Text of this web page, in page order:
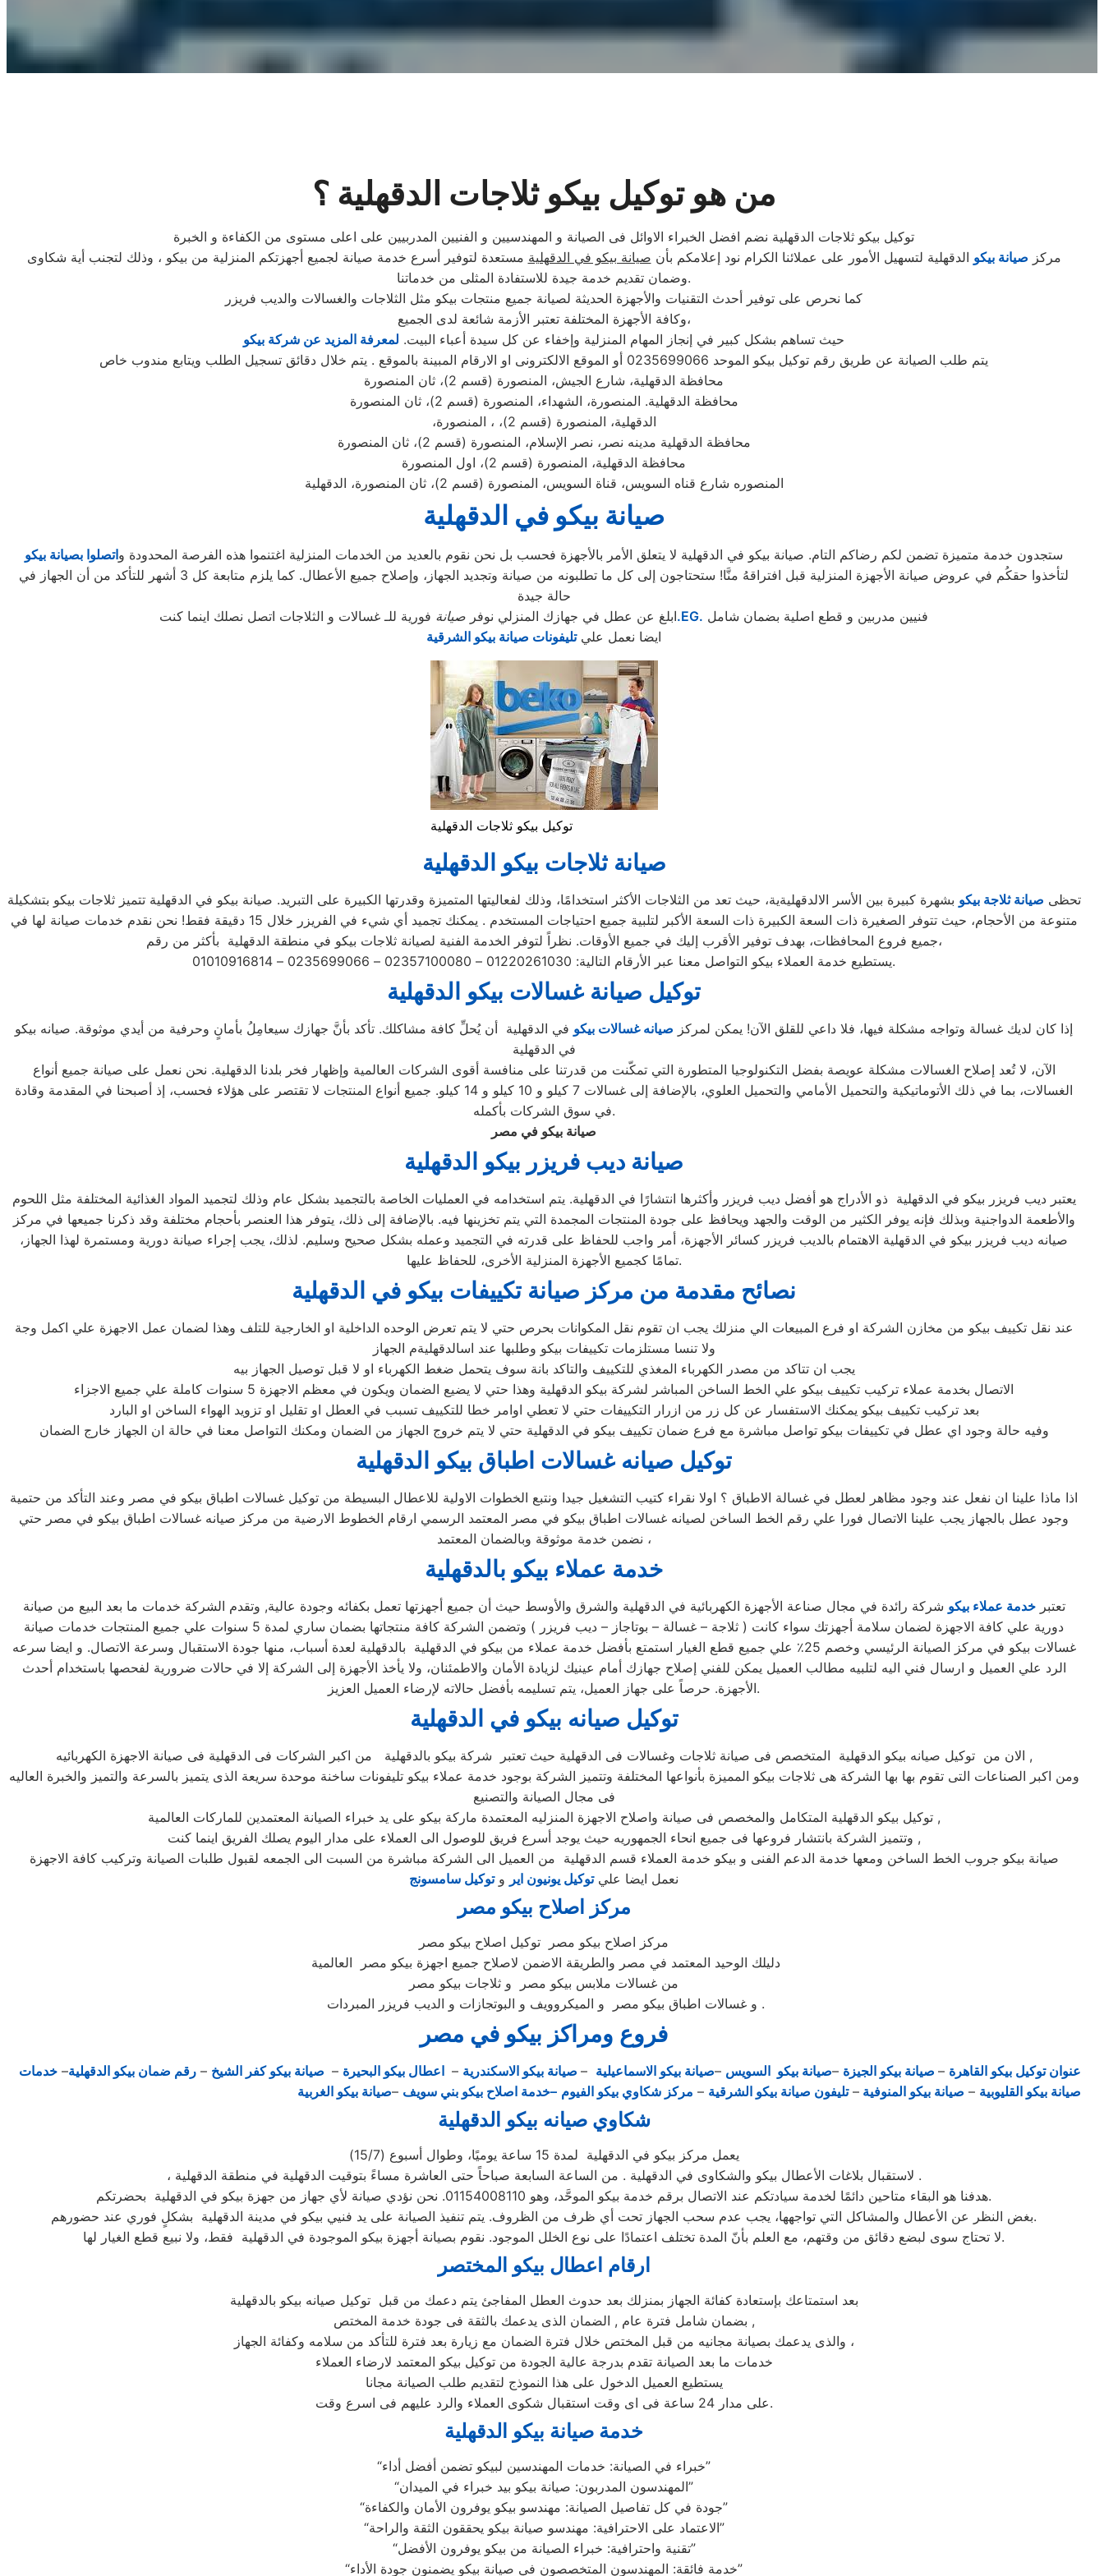
من هو توكيل بيكو ثلاجات الدقهلية ؟
توكيل بيكو ثلاجات الدقهلية نضم افضل الخبراء الاوائل فى الصيانة و المهندسيين و الفنيين المدربيين على اعلى مستوى من الكفاءة و الخبرة
مركز صيانة بيكو الدقهلية لتسهيل الأمور على عملائنا الكرام نود إعلامكم بأن صيانة بيكو في الدقهلية مستعدة لتوفير أسرع خدمة صيانة لجميع أجهزتكم المنزلية من بيكو ، وذلك لتجنب أية شكاوى
وضمان تقديم خدمة جيدة للاستفادة المثلى من خدماتنا.
كما نحرص على توفير أحدث التقنيات والأجهزة الحديثة لصيانة جميع منتجات بيكو مثل الثلاجات والغسالات والديب فریزر
وكافة الأجهزة المختلفة تعتبر الأزمة شائعة لدى الجميع،
حيث تساهم بشكل كبير في إنجاز المهام المنزلية وإخفاء عن كل سيدة أعباء البيت. لمعرفة المزيد عن شركة بيكو
يتم طلب الصيانة عن طريق رقم توكيل بيكو الموحد 0235699066 أو الموقع الالكترونى او الارقام المبينة بالموقع . يتم خلال دقائق تسجيل الطلب ويتابع مندوب خاص
محافظة الدقهلية، شارع الجيش، المنصورة (قسم 2)، ثان المنصورة
محافظة الدقهلية. المنصورة، الشهداء، المنصورة (قسم 2)، ثان المنصورة
الدقهلية، المنصورة (قسم 2)، ، المنصورة،
محافظة الدقهلية مدينه نصر، نصر الإسلام، المنصورة (قسم 2)، ثان المنصورة
محافظة الدقهلية، المنصورة (قسم 2)، اول المنصورة
المنصوره شارع قناه السويس، قناة السويس، المنصورة (قسم 2)، ثان المنصورة، الدقهلية
صيانة بيكو في الدقهلية
ستجدون خدمة متميزة تضمن لكم رضاكم التام. صيانة بيكو في الدقهلية لا يتعلق الأمر بالأجهزة فحسب بل نحن نقوم بالعديد من الخدمات المنزلية اغتنموا هذه الفرصة المحدودة واتصلوا بصيانة بيكو
لتأخذوا حقكُم في عروض صيانة الأجهزة المنزلية قبل افتراقهُ منَّا! ستحتاجون إلى كل ما تطلبونه من صيانة وتجديد الجهاز، وإصلاح جميع الأعطال. كما يلزم متابعة كل 3 أشهر للتأكد من أن الجهاز في
حالة جيدة
ابلغ عن عطل في جهازك المنزلي نوفر صيانة فورية للـ غسالات و الثلاجات اتصل نصلك اينما كنت .EG. فنيين مدربين و قطع اصلية بضمان شامل
ايضا نعمل عليتليفونات صيانة بيكو الشرقية
توكيل بيكو ثلاجات الدقهلية
صيانة ثلاجات بيكو الدقهلية
تحظى صيانة ثلاجة بيكو بشهرة كبيرة بين الأسر الالدقهليةية، حيث تعد من الثلاجات الأكثر استخدامًا، وذلك لفعاليتها المتميزة وقدرتها الكبيرة على التبريد. صيانة بيكو في الدقهلية تتميز ثلاجات بيكو بتشكيلة
متنوعة من الأحجام، حيث تتوفر الصغيرة ذات السعة الكبيرة ذات السعة الأكبر لتلبية جميع احتياجات المستخدم . يمكنك تجميد أي شيء في الفريزر خلال 15 دقيقة فقط! نحن نقدم خدمات صيانة لها في
جميع فروع المحافظات، بهدف توفير الأقرب إليك في جميع الأوقات. نظراً لتوفر الخدمة الفنية لصيانة ثلاجات بيكو في منطقة الدقهلية بأكثر من رقم،
يستطيع خدمة العملاء بيكو التواصل معنا عبر الأرقام التالية: 01220261030 – 02357100080 – 0235699066 – 01010916814.
توكيل صيانة غسالات بيكو الدقهلية
إذا كان لديك غسالة وتواجه مشكلة فيها، فلا داعي للقلق الآن! يمكن لمركز صيانه غسالات بيكو في الدقهلية أن يُحلِّ كافة مشاكلك. تأكد بأنَّ جهازك سيعامِلُ بأمانٍ وحرفية من أيدي موثوقة. صيانه بيكو
في الدقهلية
الآن، لا تُعد إصلاح الغسالات مشكلة عويصة بفضل التكنولوجيا المتطورة التي تمكّنت من قدرتنا على منافسة أقوى الشركات العالمية وإظهار فخر بلدنا الدقهلية. نحن نعمل على صيانة جميع أنواع
الغسالات، بما في ذلك الأتوماتيكية والتحميل الأمامي والتحميل العلوي، بالإضافة إلى غسالات 7 كيلو و 10 كيلو و 14 كيلو. جميع أنواع المنتجات لا تقتصر على هؤلاء فحسب، إذ أصبحنا في المقدمة وقادة
في سوق الشركات بأكمله.
صيانة بيكو في مصر
صيانة ديب فريزر بيكو الدقهلية
يعتبر ديب فريزر بيكو في الدقهلية ذو الأدراج هو أفضل ديب فريزر وأكثرها انتشارًا في الدقهلية. يتم استخدامه في العمليات الخاصة بالتجميد بشكل عام وذلك لتجميد المواد الغذائية المختلفة مثل اللحوم
والأطعمة الدواجنية وبذلك فإنه يوفر الكثير من الوقت والجهد ويحافظ على جودة المنتجات المجمدة التي يتم تخزينها فيه. بالإضافة إلى ذلك، يتوفر هذا العنصر بأحجام مختلفة وقد ذكرنا جميعها في مركز
صيانه ديب فريزر بيكو في الدقهلية الاهتمام بالديب فريزر كسائر الأجهزة، أمر واجب للحفاظ على قدرته في التجميد وعمله بشكل صحيح وسليم. لذلك، يجب إجراء صيانة دورية ومستمرة لهذا الجهاز،
تمامًا كجميع الأجهزة المنزلية الأخرى، للحفاظ عليها.
نصائح مقدمة من مركز صيانة تكييفات بيكو في الدقهلية
عند نقل تكييف بيكو من مخازن الشركة او فرع المبيعات الي منزلك يجب ان تقوم نقل المكوانات بحرص حتي لا يتم تعرض الوحده الداخلية او الخارجية للتلف وهذا لضمان عمل الاجهزة علي اكمل وجة
ولا تنسا مستلزمات تكييفات بيكو وطلبها عند اسالدقهليةم الجهاز
يجب ان تتاكد من مصدر الكهرباء المغذي للتكييف والتاكد بانة سوف يتحمل ضغط الكهرباء او لا قبل توصيل الجهاز بيه
الاتصال بخدمة عملاء تركيب تكييف بيكو علي الخط الساخن المباشر لشركة بيكو الدقهلية وهذا حتي لا يضيع الضمان ويكون في معظم الاجهزة 5 سنوات كاملة علي جميع الاجزاء
بعد تركيب تكييف بيكو يمكنك الاستفسار عن كل زر من ازرار التكييفات حتي لا تعطي اوامر خطا للتكييف تسبب في العطل او تقليل او تزويد الهواء الساخن او البارد
وفيه حالة وجود اي عطل في تكييفات بيكو تواصل مباشرة مع فرع ضمان تكييف بيكو في الدقهلية حتي لا يتم خروج الجهاز من الضمان ومكنك التواصل معنا في حالة ان الجهاز خارج الضمان
توكيل صيانه غسالات اطباق بيكو الدقهلية
اذا ماذا علينا ان نفعل عند وجود مظاهر لعطل في غسالة الاطباق ؟ اولا نقراء كتيب التشغيل جيدا ونتبع الخطوات الاولية للاعطال البسيطة من توكيل غسالات اطباق بيكو في مصر وعند التأكد من حتمية
وجود عطل بالجهاز يجب علينا الاتصال فورا علي رقم الخط الساخن لصيانه غسالات اطباق بيكو في مصر المعتمد الرسمي ارقام الخطوط الارضية من مركز صيانه غسالات اطباق بيكو في مصر حتي
نضمن خدمة موثوقة وبالضمان المعتمد ،
خدمة عملاء بيكو بالدقهلية
تعتبرخدمة عملاء بيكو شركة رائدة في مجال صناعة الأجهزة الكهربائية في الدقهلية والشرق والأوسط حيث أن جميع أجهزتها تعمل بكفائه وجودة عالية, وتقدم الشركة خدمات ما بعد البيع من صيانة
دورية علي كافة الاجهزة لضمان سلامة أجهزتك سواء كانت ( ثلاجة – غسالة – بوتاجاز – ديب فريزر ) وتضمن الشركة كافة منتجاتها بضمان ساري لمدة 5 سنوات علي جميع المنتجات خدمات صيانة
غسالات بيكو في مركز الصيانة الرئيسي وخصم 25٪ علي جميع قطع الغيار استمتع بأفضل خدمة عملاء من بيكو في الدقهلية بالدقهلية لعدة أسباب، منها جودة الاستقبال وسرعة الاتصال. و ايضا سرعه
الرد علي العميل و ارسال فني اليه لتلبيه مطالب العميل يمكن للفني إصلاح جهازك أمام عينيك لزيادة الأمان والاطمئنان، ولا يأخذ الأجهزة إلى الشركة إلا في حالات ضرورية لفحصها باستخدام أحدث
الأجهزة. حرصاً على جهاز العميل، يتم تسليمه بأفضل حالاته لإرضاء العميل العزيز.
توكيل صيانه بيكو في الدقهلية
الان من توكيل صيانه بيكو الدقهلية المتخصص فى صيانة ثلاجات وغسالات فى الدقهلية حيث تعتبر شركة بيكو بالدقهلية من اكبر الشركات فى الدقهلية فى صيانة الاجهزة الكهربائيه ,
ومن اكبر الصناعات التى تقوم بها بها الشركة هى ثلاجات بيكو المميزة بأنواعها المختلفة وتتميز الشركة بوجود خدمة عملاء بيكو تليفونات ساخنة موحدة سريعة الذى يتميز بالسرعة والتميز والخبرة العاليه
فى مجال الصيانة والتصنيع
توكيل بيكو الدقهلية المتكامل والمخصص فى صيانة واصلاح الاجهزة المنزليه المعتمدة ماركة بيكو على يد خبراء الصيانة المعتمدين للماركات العالمية ,
وتتميز الشركة بانتشار فروعها فى جميع انحاء الجمهوريه حيث يوجد أسرع فريق للوصول الى العملاء على مدار اليوم يصلك الفريق اينما كنت ,
صيانة بيكو جروب الخط الساخن ومعها خدمة الدعم الفنى و بيكو خدمة العملاء قسم الدقهلية من العميل الى الشركة مباشرة من السبت الى الجمعه لقبول طلبات الصيانة وتركيب كافة الاجهزة
نعمل ايضا عليتوكيل يونيون اير وتوكيل سامسونج
مركز اصلاح بيكو مصر
مركز اصلاح بيكو مصر توكيل اصلاح بيكو مصر
دليلك الوحيد المعتمد في مصر والطريقة الاضمن لاصلاح جميع اجهزة بيكو مصر العالمية
من غسالات ملابس بيكو مصر و ثلاجات بيكو مصر
و غسالات اطباق بيكو مصر و الميكروويف و البوتجازات و الديب فريزر المبردات .
فروع ومراكز بيكو في مصر
عنوان توكيل بيكو القاهرة – صيانة بيكو الجيزة –صيانة بيكو السويس –صيانة بيكو الاسماعيلية – صيانة بيكو الاسكندرية – اعطال بيكو البحيرة – صيانة بيكو كفر الشيخ – رقم ضمان بيكو الدقهلية– خدمات
صيانة بيكو القليوبية – صيانة بيكو المنوفية –تليفون صيانة بيكو الشرقية – مركز شكاوي بيكو الفيوم –خدمة اصلاح بيكو بني سويف –صيانة بيكو الغربية
شكاوي صيانه بيكو الدقهلية
يعمل مركز بيكو في الدقهلية لمدة 15 ساعة يوميًا، وطوال أسبوع (15/7)
، لاستقبال بلاغات الأعطال بيكو والشكاوى في الدقهلية . من الساعة السابعة صباحاً حتى العاشرة مساءً بتوقيت الدقهلية في منطقة الدقهلية .
هدفنا هو البقاء متاحين دائمًا لخدمة سيادتكم عند الاتصال برقم خدمة بيكو الموحَّد، وهو 01154008110. نحن نؤدي صيانة لأي جهاز من جهزة بيكو في الدقهلية بحضرتكم.
بغض النظر عن الأعطال والمشاكل التي تواجهها، يجب عدم سحب الجهاز تحت أي ظرف من الظروف. يتم تنفيذ الصيانة على يد فنيي بيكو في مدينة الدقهلية بشكلٍ فوري عند حضورهم.
لا تحتاج سوى لبضع دقائق من وقتهم، مع العلم بأنّ المدة تختلف اعتمادًا على نوع الخلل الموجود. نقوم بصيانة أجهزة بيكو الموجودة في الدقهلية فقط، ولا نبيع قطع الغيار لها.
ارقام اعطال بيكو المختصر
بعد استمتاعك بإستعادة كفائة الجهاز بمنزلك بعد حدوث العطل المفاجئ يتم دعمك من قبل توكيل صيانه بيكو بالدقهلية
بضمان شامل فترة عام , الضمان الذى يدعمك بالثقة فى جودة خدمة المختص ,
والذى يدعمك بصيانة مجانيه من قبل المختص خلال فترة الضمان مع زيارة بعد فترة للتأكد من سلامه وكفائة الجهاز ،
خدمات ما بعد الصيانة تقدم بدرجة عالية الجودة من توكيل بيكو المعتمد لارضاء العملاء
يستطيع العميل الدخول على هذا النموذج لتقديم طلب الصيانة مجانا
على مدار 24 ساعة فى اى وقت استقبال شكوى العملاء والرد عليهم فى اسرع وقت.
خدمة صيانة بيكو الدقهلية
“خبراء في الصيانة: خدمات المهندسين لبيكو تضمن أفضل أداء”
“المهندسون المدربون: صيانة بيكو بيد خبراء في الميدان”
“جودة في كل تفاصيل الصيانة: مهندسو بيكو يوفرون الأمان والكفاءة”
“الاعتماد على الاحترافية: مهندسو صيانة بيكو يحققون الثقة والراحة”
“تقنية واحترافية: خبراء الصيانة من بيكو يوفرون الأفضل”
“خدمة فائقة: المهندسون المتخصصون في صيانة بيكو يضمنون جودة الأداء”